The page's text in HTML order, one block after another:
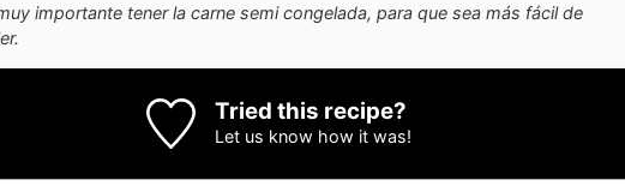
importante tener la carne semi congelada, para que sea más fácil de
Tried this recipe?
Let us know how it was!